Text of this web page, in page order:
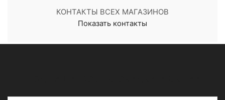
КОНТАКТЫ ВСЕХ МАГАЗИНОВ
Показать контакты